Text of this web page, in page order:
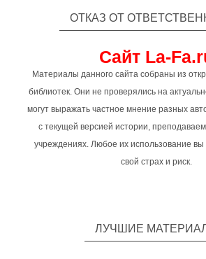
ОТКАЗ ОТ
Сайт La-
Материалы данного сайта собраны из
библиотек. Они не проверялись на
могут выражать частное мнение разных
с текущей версией истории,
учреждениях. Любое их использование
свой страх и риск.
ЛУЧШИЕ